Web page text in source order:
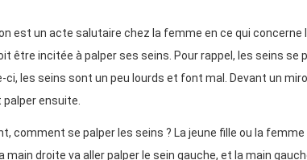
est un acte salutaire chez la femme en ce qui
être incitée à palper ses seins. Pour rappel, les seins se
ci, les seins sont un peu lourds et font mal. Devant un
ensuite.
comment se palper les seins ? La jeune fille ou la
main droite va aller palper le sein gauche, et la main